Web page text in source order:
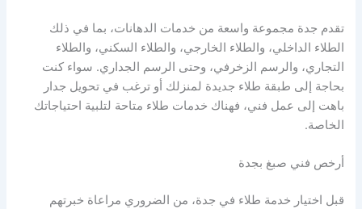
تقدم جدة مجموعة واسعة من خدمات الدهانات، بما في ذلك
الطلاء الداخلي، والطلاء الخارجي، والطلاء السكني، والطلاء
التجاري، والرسم الزخرفي، وحتى الرسم الجداري. سواء كنت
بحاجة إلى طبقة طلاء جديدة لمنزلك أو ترغب في تحويل جدار
باهت إلى عمل فني، فهناك خدمات طلاء متاحة لتلبية احتياجاتك
الخاصة.
أرخص فني صبغ بجدة
قبل اختيار خدمة طلاء في جدة، من الضروري مراعاة خبرتهم